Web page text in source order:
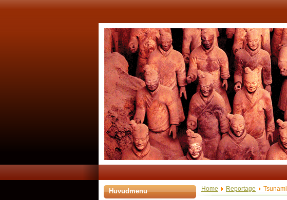
Huvudmenu Home Reportage Tsunami